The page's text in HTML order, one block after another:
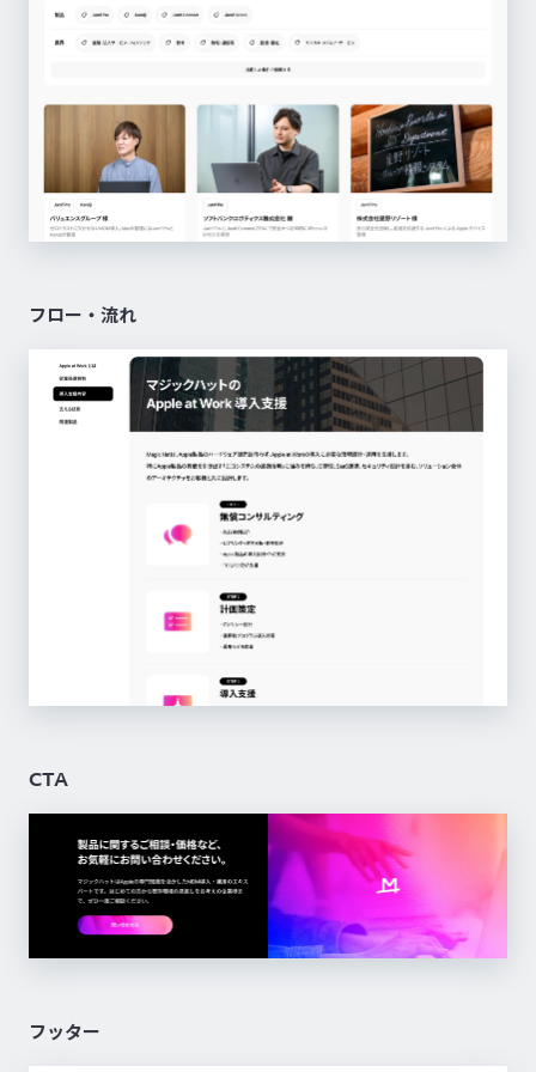
フロー・流れ
CTA
フッター